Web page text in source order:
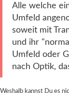
Alle welche
Umfeld
soweit mit
und ihr
Umfeld oder
nach Optik,
Weshalb kannst Du es